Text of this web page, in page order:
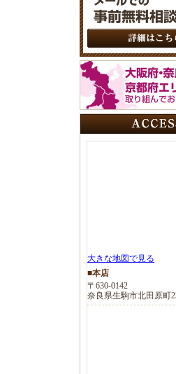
大きな地図で見る
■本店
〒630-0142
奈良県生駒市北田原町